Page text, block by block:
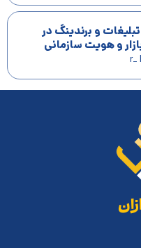
و برندینگ در
و هویت سازمانی
r_